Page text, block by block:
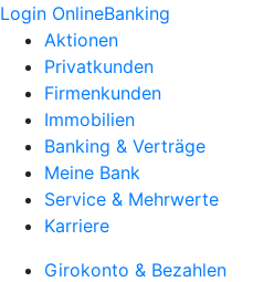
Login OnlineBanking
Aktionen
Privatkunden
Firmenkunden
Immobilien
Banking & Verträge
Meine Bank
Service & Mehrwerte
Karriere
Girokonto & Bezahlen